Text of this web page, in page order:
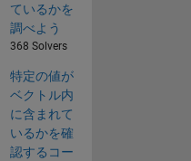
ているかを
調べよう
368 Solvers
特定の値が
ベクトル内
に含まれて
いるかを確
認するコー